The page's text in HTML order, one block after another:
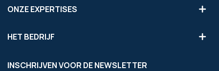
ONZE EXPERTISES
HET BEDRIJF
INSCHRIJVEN VOOR DE NEWSLETTER